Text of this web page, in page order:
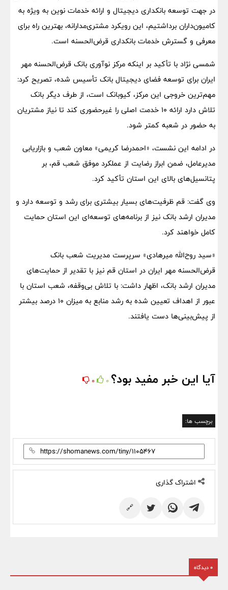
در جهت توسعه بانکداری دیجیتال و ارائه خدمات نوین به ویژه به
کامیون‌داران برداشتیم، این رویکرد مشتری‌مدارانه، بهترین راه برای
معرفی و گسترش خدمات بانکداری قرض‌الحسنه است.
شمسی نژاد با تأکید بر اینکه مرکز نوآوری بانک قرض‌الحسنه مهر
ایران برای توسعه فضای دیجیتال بانک تأسیس شده، تصریح کرد:
مهم‌ترین خروجی این مرکز، کیوبانک است، از طرف دیگر بانک
تلاش دارد ارائه ۱۰ خدمت اصلی را غیرحضوری کند تا نیاز مشتریان
به حضور در شعبه کمتر شود.
در ادامه این نشست، «احمدرضا کریمی» معاون شعب و بازاریابی
مدیرعامل، ضمن ابراز رضایت از عملکرد موفق شعب قم، بر
پتانسیل‌های بالای این استان تأکید کرد.
وی گفت: قم ظرفیت‌های بسیار بیشتری برای رشد و توسعه دارد و
مدیران ارشد بانک نیز از برنامه‌های توسعه‌ای این استان حمایت
کامل خواهند کرد.
«سید روح‌الله میرهادی» سرپرست مدیریت شعب بانک
قرض‌الحسنه مهر ایران در استان قم نیز با تقدیر از حمایت‌های
مدیران ارشد بانک، اظهار داشت: با تلاش بی‌وقفه، شعب استان با
عبور از اهداف تعیین شده به رشد منابع به میزان ۱۰ درصد بیشتر
از پیش‌بینی‌ها دست یافتند.
آیا این خبر مفید بود؟ 0
0
برچسب ها:
اشتراک گذاری
🔗
0 دیدگاه